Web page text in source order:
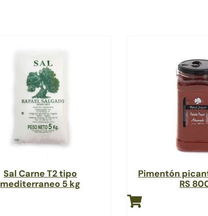
Sal Carne T2 tipo
mediterraneo 5 kg
Pimentón
RS